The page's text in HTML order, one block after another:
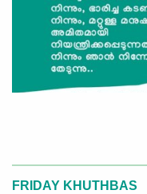
FRIDAY KHUTHBAS